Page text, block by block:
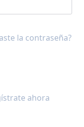
la contraseña?
ahora